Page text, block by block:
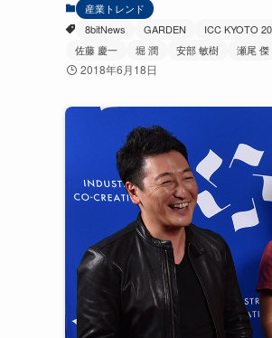
産業トレンド
8bitNews
GARDEN ICC KYOTO
佐藤 慶一
堀 潤 安部 敏樹 瀬尾 傑
2018年6月18日